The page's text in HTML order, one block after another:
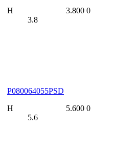
H
3.8
3.800 0
P080064055PSD
H
5.6
5.600 0